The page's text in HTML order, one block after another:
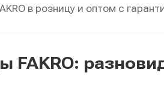
в розницу и оптом с
FAKRO: